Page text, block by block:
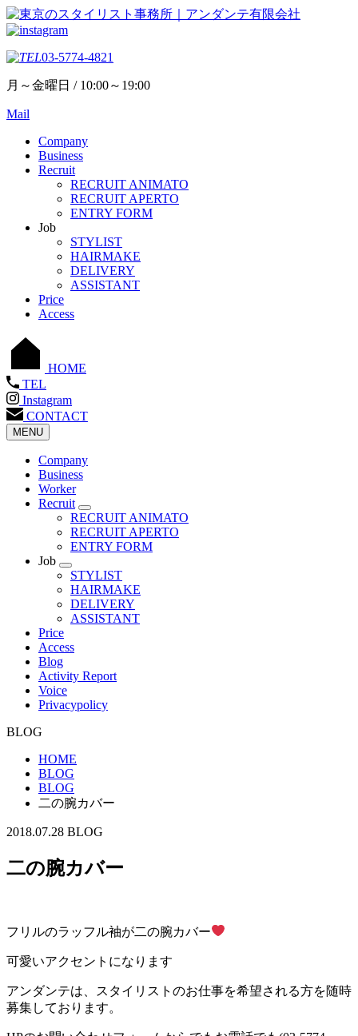
03-5774-4821
月～金曜日 / 10:00～19:00
Mail
Company
Business
Recruit
RECRUIT ANIMATO
RECRUIT APERTO
ENTRY FORM
Job
STYLIST
HAIRMAKE
DELIVERY
ASSISTANT
Price
Access
HOME
TEL
Instagram
CONTACT
MENU
Company
Business
Worker
Recruit
RECRUIT ANIMATO
RECRUIT APERTO
ENTRY FORM
Job
STYLIST
HAIRMAKE
DELIVERY
ASSISTANT
Price
Access
Blog
Activity Report
Voice
Privacypolicy
BLOG
HOME
BLOG
BLOG
二の腕カバー
2018.07.28 BLOG
二の腕カバー
フリルのラッフル袖が二の腕カバー
可愛いアクセントになります
アンダンテは、スタイリストのお仕事を希望される方を随時
募集しております。